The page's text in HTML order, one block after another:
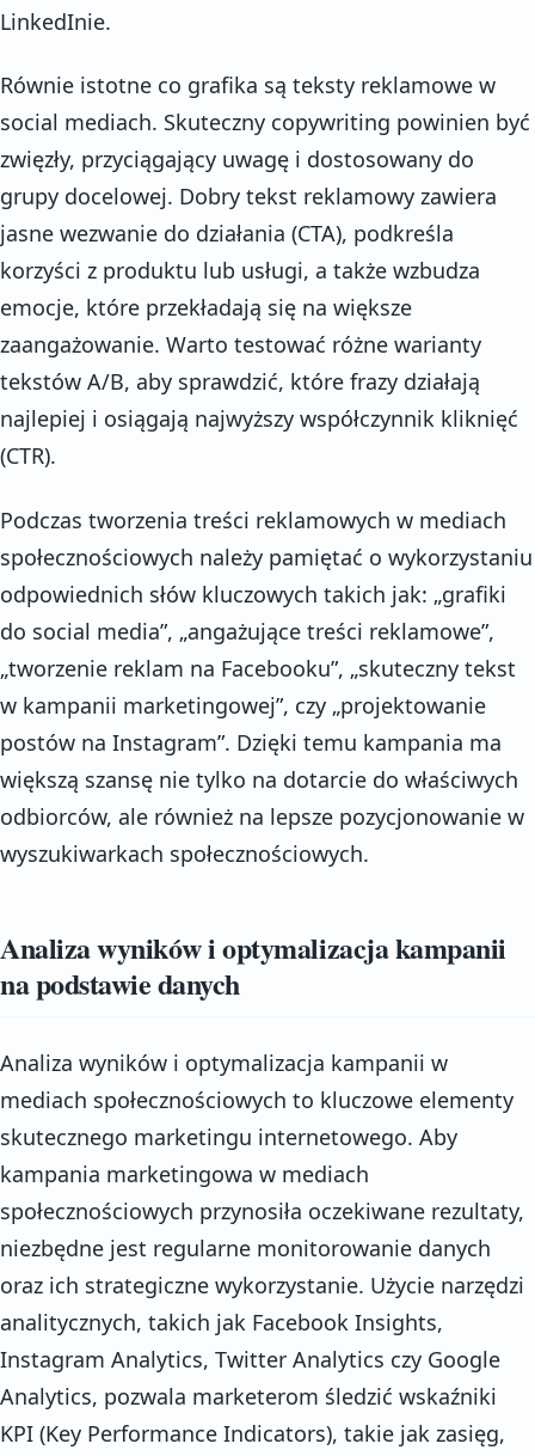
LinkedInie.
Równie istotne co grafika są teksty reklamowe w
social mediach. Skuteczny copywriting powinien być
zwięzły, przyciągający uwagę i dostosowany do
grupy docelowej. Dobry tekst reklamowy zawiera
jasne wezwanie do działania (CTA), podkreśla
korzyści z produktu lub usługi, a także wzbudza
emocje, które przekładają się na większe
zaangażowanie. Warto testować różne warianty
tekstów A/B, aby sprawdzić, które frazy działają
najlepiej i osiągają najwyższy współczynnik kliknięć
(CTR).
Podczas tworzenia treści reklamowych w mediach
społecznościowych należy pamiętać o wykorzystaniu
odpowiednich słów kluczowych takich jak: „grafiki
do social media”, „angażujące treści reklamowe”,
„tworzenie reklam na Facebooku”, „skuteczny tekst
w kampanii marketingowej”, czy „projektowanie
postów na Instagram”. Dzięki temu kampania ma
większą szansę nie tylko na dotarcie do właściwych
odbiorców, ale również na lepsze pozycjonowanie w
wyszukiwarkach społecznościowych.
Analiza wyników i optymalizacja kampanii
na podstawie danych
Analiza wyników i optymalizacja kampanii w
mediach społecznościowych to kluczowe elementy
skutecznego marketingu internetowego. Aby
kampania marketingowa w mediach
społecznościowych przynosiła oczekiwane rezultaty,
niezbędne jest regularne monitorowanie danych
oraz ich strategiczne wykorzystanie. Użycie narzędzi
analitycznych, takich jak Facebook Insights,
Instagram Analytics, Twitter Analytics czy Google
Analytics, pozwala marketerom śledzić wskaźniki
KPI (Key Performance Indicators), takie jak zasięg,